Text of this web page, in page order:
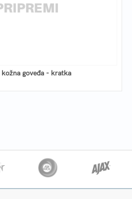
kožna goveđa - kratka